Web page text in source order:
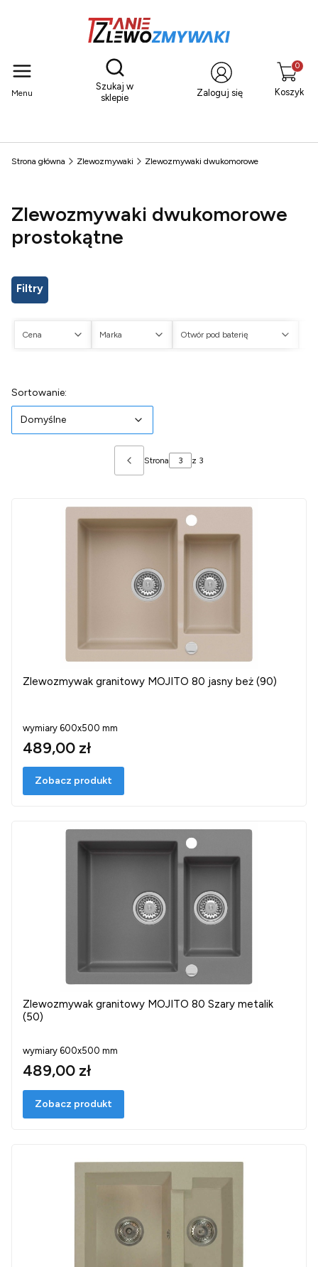
Menu
Otwórz wyszukiwarkę
Szukaj w
sklepie
Zaloguj się Koszyk
Strona główna Zlewozmywaki Zlewozmywaki dwukomorowe
Zlewozmywaki dwukomorowe
prostokątne
Filtry
Cena Marka Otwór pod baterię
Lista produktów
Sortowanie:
Domyślne
Poprzednie produkty
Strona z 3
Zlewozmywak granitowy MOJITO 80 jasny beż (90)
wymiary 600x500 mm
489,00 zł
Zobacz produkt
Zlewozmywak granitowy MOJITO 80 Szary metalik
(50)
wymiary 600x500 mm
489,00 zł
Zobacz produkt